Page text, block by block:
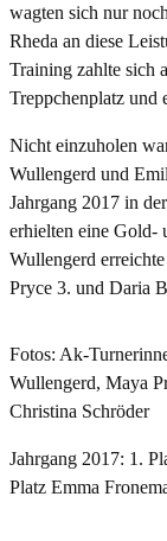
wagten sich nur
Rheda an diese
Training zahlte sich
Treppchenplatz und
Nicht einzuholen
Wullengerd und
Jahrgang 2017 in
erhielten eine Gold-
Wullengerd
Pryce 3. und Daria
Fotos: Ak-
Wullengerd, Maya
Christina Schröder
Jahrgang 2017: 1.
Platz Emma